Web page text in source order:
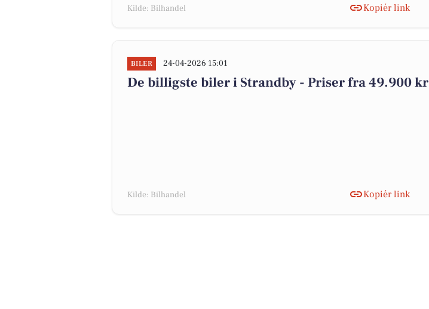
Kilde: Bilhandel Kopiér link
BILER 24-04-2026 15:01
De billigste biler i Strandby - Priser fra 49.900 kr
Kilde: Bilhandel Kopiér link